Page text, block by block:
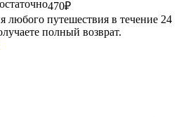
470₽
любого путешествия в течение 24
полный возврат.